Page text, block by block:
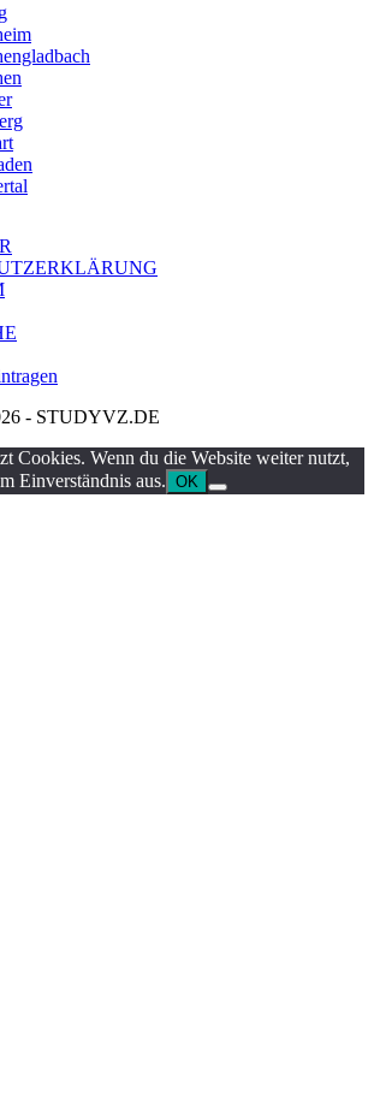
- STUDYVZ.DE
Cookies. Wenn du die Website weiter nutzt,
Einverständnis aus. OK